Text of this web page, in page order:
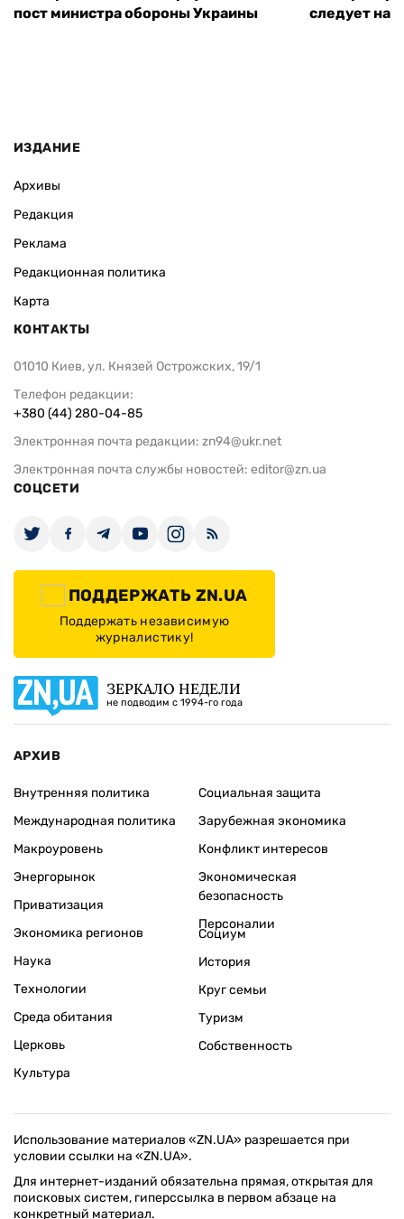
пост министра обороны Украины
следует
ИЗДАНИЕ
Архивы
Редакция
Реклама
Редакционная политика
Карта
КОНТАКТЫ
01010 Киев, ул. Князей Острожских, 19/1
Телефон редакции:
+380 (44) 280-04-85
Электронная почта редакции: zn94@ukr.net
Электронная почта службы новостей: editor@zn.ua
СОЦСЕТИ
ПОДДЕРЖАТЬ ZN.UA
Поддержать независимую
журналистику!
ЗЕРКАЛО НЕДЕЛИ
не подводим с 1994-го года
АРХИВ
Внутренняя политика
Международная политика
Макроуровень
Энергорынок
Приватизация
Экономика регионов
Социальная защита
Зарубежная экономика
Конфликт интересов
Экономическая
безопасность
Персоналии
Наука
Технологии
Среда обитания
Церковь
Культура
Социум
История
Круг семьи
Туризм
Собственность
Использование материалов «ZN.UA» разрешается при
условии ссылки на «ZN.UA».
Для интернет-изданий обязательна прямая, открытая для
поисковых систем, гиперссылка в первом абзаце на
конкретный материал.